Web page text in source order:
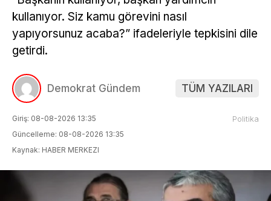
kullanıyor. Siz kamu görevini nasıl
yapıyorsunuz acaba?” ifadeleriyle tepkisini dile
getirdi.
Demokrat Gündem TÜM YAZILARI
Giriş: 08-08-2026 13:35
Güncelleme: 08-08-2026 13:35
Kaynak: HABER MERKEZI
Politika